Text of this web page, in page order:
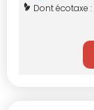
Dont écotaxe :